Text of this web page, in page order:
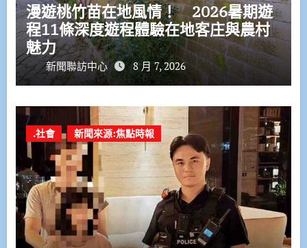
漫遊桃竹苗在地風情！ 2026暑期遊
程11條深度遊程體驗在地客庄與農村
魅力
新聞聯訪中心 8 月 7, 2026
.社會 新聞來源:焦點時報